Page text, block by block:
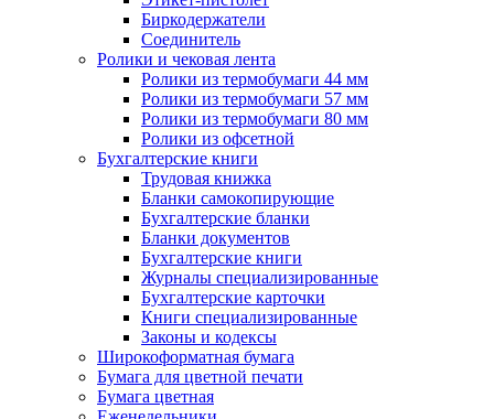
Биркодержатели
Соединитель
Ролики и чековая лента
Ролики из термобумаги 44 мм
Ролики из термобумаги 57 мм
Ролики из термобумаги 80 мм
Ролики из офсетной
Бухгалтерские книги
Трудовая книжка
Бланки самокопирующие
Бухгалтерские бланки
Бланки документов
Бухгалтерские книги
Журналы специализированные
Бухгалтерские карточки
Книги специализированные
Законы и кодексы
Широкоформатная бумага
Бумага для цветной печати
Бумага цветная